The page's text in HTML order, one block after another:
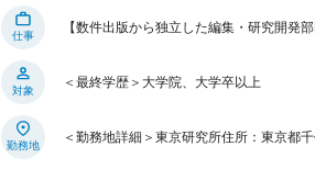
仕事
【数件出版から独立した編集・研究開発
対象
＜最終学歴＞大学院、大学卒以上
勤務地
＜勤務地詳細＞東京研究所住所：東京都